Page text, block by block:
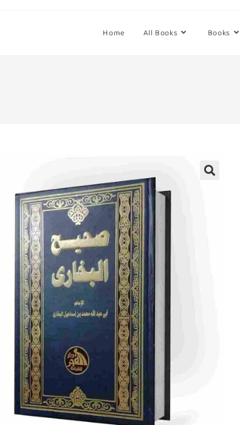
Home All Books Books